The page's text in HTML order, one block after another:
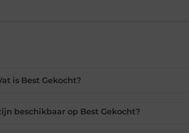
is Best Gekocht?
beschikbaar op Best Gekocht?